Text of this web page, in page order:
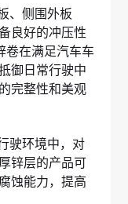
、侧围外板
良好的冲压性
卷在满足汽车车
御日常行驶中
完整性和美观
驶环境中，对
锌层的产品可
蚀能力，提高